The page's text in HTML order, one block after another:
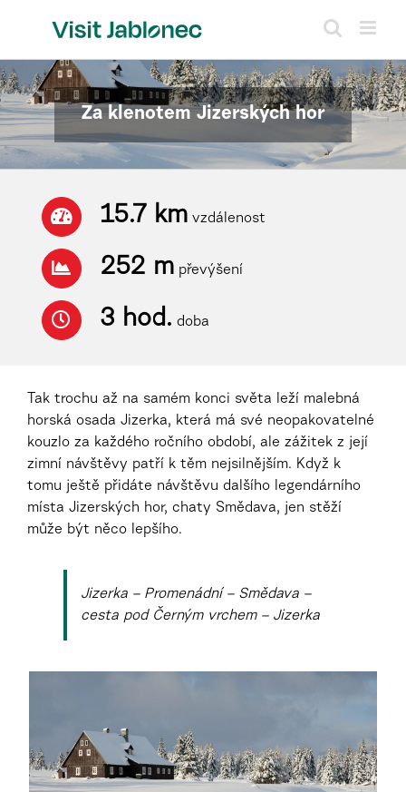
Za klenotem Jizerských hor
15.7 km vzdálenost
252 m převýšení
3 hod. doba
Tak trochu až na samém konci světa leží malebná
horská osada Jizerka, která má své neopakovatelné
kouzlo za každého ročního období, ale zážitek z její
zimní návštěvy patří k těm nejsilnějším. Když k
tomu ještě přidáte návštěvu dalšího legendárního
místa Jizerských hor, chaty Smědava, jen stěží
může být něco lepšího.
Jizerka – Promenádní – Smědava –
cesta pod Černým vrchem – Jizerka